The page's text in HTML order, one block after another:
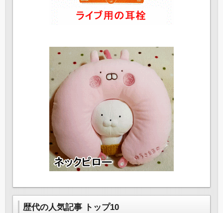
歴代の人気記事 トップ10